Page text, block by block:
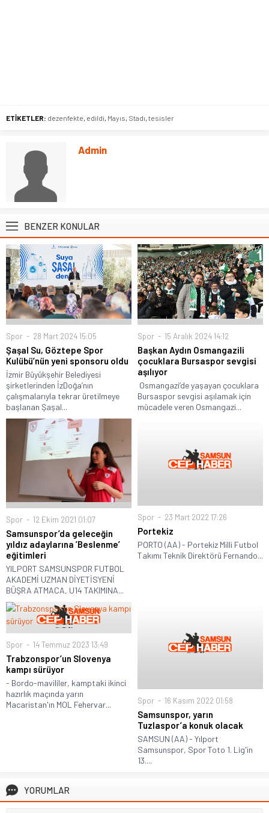
ETİKETLER: dezenfekte, edildi, Mayıs, Stadı, tesisler
Admin
BENZER KONULAR
Spor 28 Mart 2024 15:05
Şaşal Su, Göztepe Spor
Kulübü’nün yeni sponsoru oldu
İzmir Büyükşehir Belediyesi
şirketlerinden İzDoğa’nın
çalışmalarıyla tekrar üretilmeye
başlanan Şaşal...
Spor 15 Aralık 2024 14:12
Başkan Aydın Osmangazili
çocuklara Bursaspor sevgisi
aşılıyor
Osmangazi’de yaşayan çocuklara
Bursaspor sevgisi aşılamak için
mücadele veren Osmangazi...
Spor 12 Ekim 2021 01:07
Samsunspor’da geleceğin
yıldız adaylarına ’Beslenme’
eğitimleri
YILPORT SAMSUNSPOR FUTBOL
AKADEMİ UZMAN DİYETİSYENİ
BÜŞRA ATMACA, U14 TAKIMINA...
Spor 23 Mart 2022 17:26
Portekiz
PORTO (AA) - Portekiz Milli Futbol
Takımı Teknik Direktörü Fernando...
Spor 14 Temmuz 2023 13:49
Trabzonspor’un Slovenya
kampı sürüyor
- Bordo-mavililer, kamptaki ikinci
hazırlık maçında yarın
Macaristan'ın MOL Fehervar...
Spor 16 Kasım 2022 01:58
Samsunspor, yarın
Tuzlaspor’a konuk olacak
SAMSUN (AA) - Yılport
Samsunspor, Spor Toto 1. Lig'in
13....
YORUMLAR